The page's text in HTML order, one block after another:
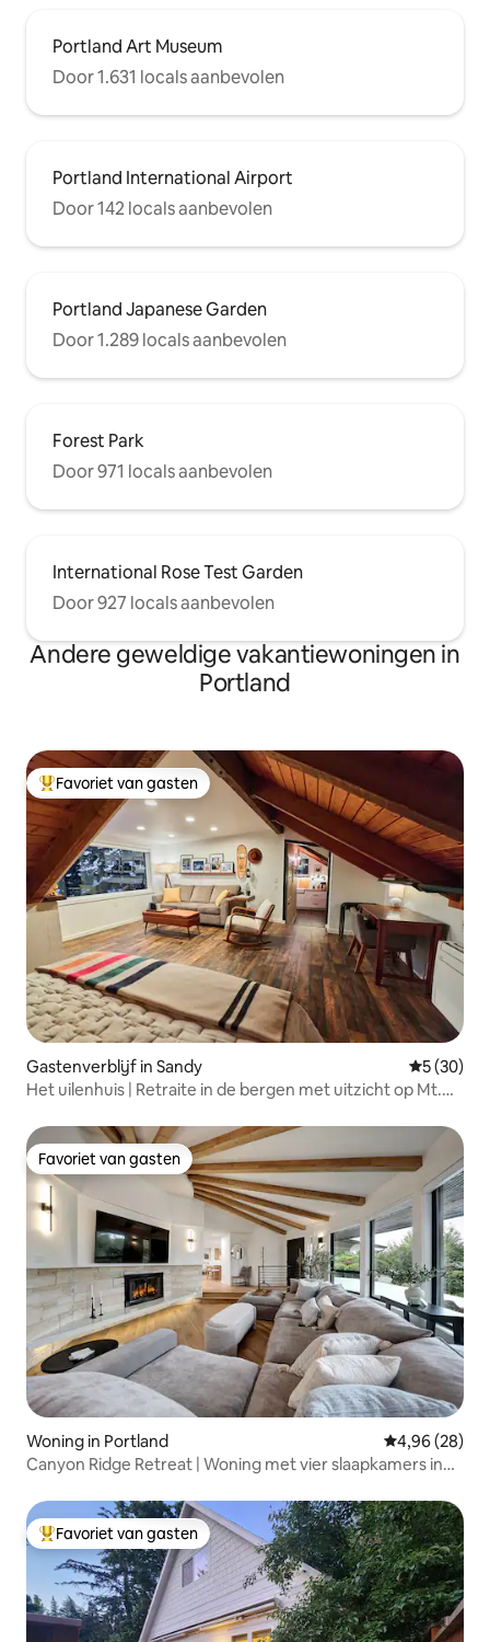
Portland Art Museum
Door 1.631 locals aanbevolen
Portland International Airport
Door 142 locals aanbevolen
Portland Japanese Garden
Door 1.289 locals aanbevolen
Forest Park
Door 971 locals aanbevolen
International Rose Test Garden
Door 927 locals aanbevolen
Andere geweldige vakantiewoningen in
Portland
Topfavoriet van gasten
Favoriet van gasten
Gastenverblijf in Sandy
5 (30)
Het uilenhuis | Retraite in de bergen met uitzicht op Mt.
Favoriet van gasten
Favoriet van gasten
Woning in Portland Gemiddelde
4,96 (28)
Canyon Ridge Retreat | Woning met vier slaapkamers in
Topfavoriet van gasten
Favoriet van gasten